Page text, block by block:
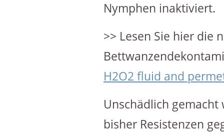
Nymphen inaktiviert.
>> Lesen Sie hier die
H2O2 fluid and
Unschädlich
bisher Resistenzen